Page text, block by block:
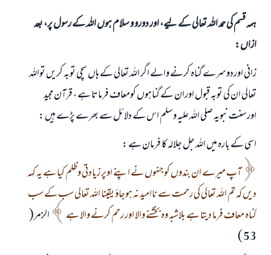
ہمہ قسم کی حمد اللہ تعالی کے لیے، اور دورو و سلام ہوں اللہ کے رسول پر، بعد
ازاں:
زانی اوردوسرے گناہ کرنے والے اگر اللہ تعالی کے ہاں سچی توبہ کریں تواللہ
تعالی ان کی توبہ قبول اوران کے گناہوں کومعاف فرماتا ہے ، قرآن مجید
اورسنت نبویہ صلی اللہ علیہ وسلم اس کے دلائل سے بھرے پڑے ہیں :
اسی کے بارہ میں اللہ جل جلالہ کا فرمان ہے :
آپ میرے ان بندوں کوجنہوں نے اپنے اوپر زيادتی وظلم کیا ہے یہ کہہ
دیں کہ تم اللہ تعالی کی رحمت سے ناامید نہ ہوجاؤ یقینا اللہ تعالی سب کے سب
گناہ معاف فرما دیتا ہے بلاشبہ وہ بخشنے والا اور رحم کرنے والا ہے
الزمر(
53 )